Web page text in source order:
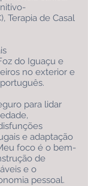
Terapia de Casal
do Iguaçu e
no exterior e
para lidar
e adaptação
foco é o bem-
de
e o
pessoal.